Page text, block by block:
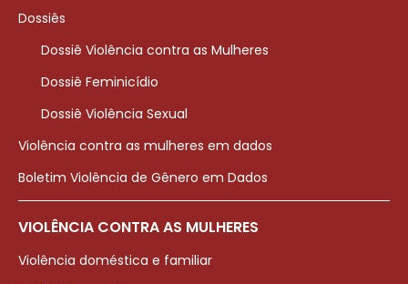
Dossiês
Dossiê Violência contra as Mulheres
Dossiê Feminicídio
Dossiê Violência Sexual
Violência contra as mulheres em dados
Boletim Violência de Gênero em Dados
VIOLÊNCIA CONTRA AS MULHERES
Violência doméstica e familiar